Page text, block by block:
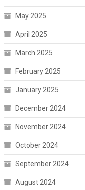
May 2025
April 2025
March 2025
February 2025
January 2025
December 2024
November 2024
October 2024
September 2024
August 2024